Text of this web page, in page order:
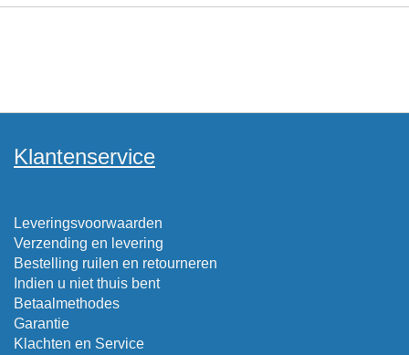
Klantenservice
Leveringsvoorwaarden
Verzending en levering
Bestelling ruilen en retourneren
Indien u niet thuis bent
Betaalmethodes
Garantie
Klachten en Service